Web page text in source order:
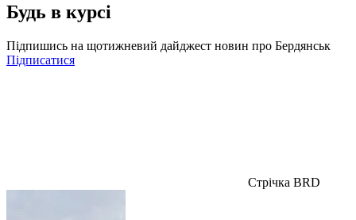
Будь в курсі
Підпишись на щотижневий дайджест новин про Бердянськ
Підписатися
Стрічка BRD